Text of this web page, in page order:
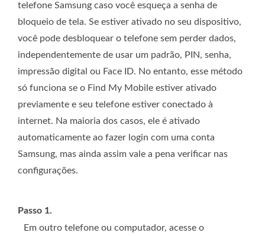
telefone Samsung caso você esqueça a senha de
bloqueio de tela. Se estiver ativado no seu dispositivo,
você pode desbloquear o telefone sem perder dados,
independentemente de usar um padrão, PIN, senha,
impressão digital ou Face ID. No entanto, esse método
só funciona se o Find My Mobile estiver ativado
previamente e seu telefone estiver conectado à
internet. Na maioria dos casos, ele é ativado
automaticamente ao fazer login com uma conta
Samsung, mas ainda assim vale a pena verificar nas
configurações.
Passo 1.
Em outro telefone ou computador, acesse o